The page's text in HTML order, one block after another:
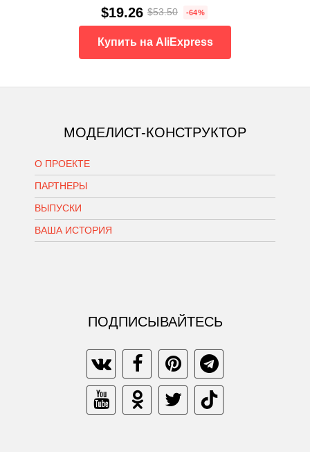
$19.26 $53.50 -64%
Купить на AliExpress
МОДЕЛИСТ-КОНСТРУКТОР
О ПРОЕКТЕ
ПАРТНЕРЫ
ВЫПУСКИ
ВАША ИСТОРИЯ
ПОДПИСЫВАЙТЕСЬ